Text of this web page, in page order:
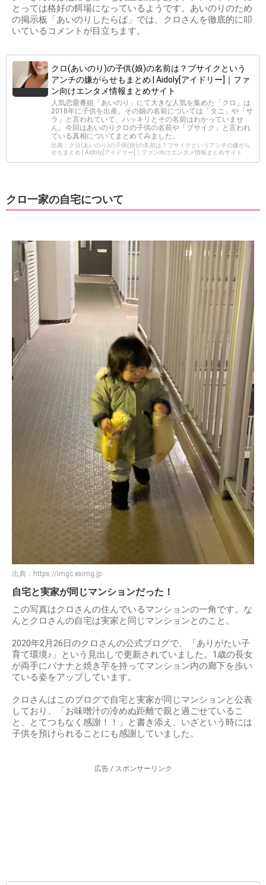
とっては格好の餌場になっているようです。あいのりのため
の掲示板「あいのりしたらば」では、クロさんを徹底的に叩
いているコメントが目立ちます。
クロ(あいのり)の子供(娘)の名前は？ブサイクという
アンチの嫌がらせもまとめ | Aidoly[アイドリー]｜ファ
ン向けエンタメ情報まとめサイト
人気恋愛番組「あいのり」にて大きな人気を集めた「クロ」は
2018年に子供を出産。その娘の名前については「タニ」や「サ
ラ」と言われていて、ハッキリとその名前はわかっていませ
ん。今回はあいのりクロの子供の名前や「ブサイク」と言われ
ている真相についてまとめてみました。
出典：クロ(あいのり)の子供(娘)の名前は？ブサイクというアンチの嫌がら
せもまとめ | Aidoly[アイドリー]｜ファン向けエンタメ情報まとめサイト
クロ一家の自宅について
出典： https://imgc.eximg.jp
自宅と実家が同じマンションだった！
この写真はクロさんの住んでいるマンションの一角です。な
んとクロさんの自宅は実家と同じマンションとのこと。
2020年2月26日のクロさんの公式ブログで、「ありがたい子
育て環境♪」という見出しで更新されていました。1歳の長女
が両手にバナナと焼き芋を持ってマンション内の廊下を歩い
ている姿をアップしています。
クロさんはこのブログで自宅と実家が同じマンションと公表
しており、「お味噌汁の冷めぬ距離で親と過ごせているこ
と、とてつもなく感謝！！」と書き添え、いざという時には
子供を預けられることにも感謝していました。
広告 / スポンサーリンク